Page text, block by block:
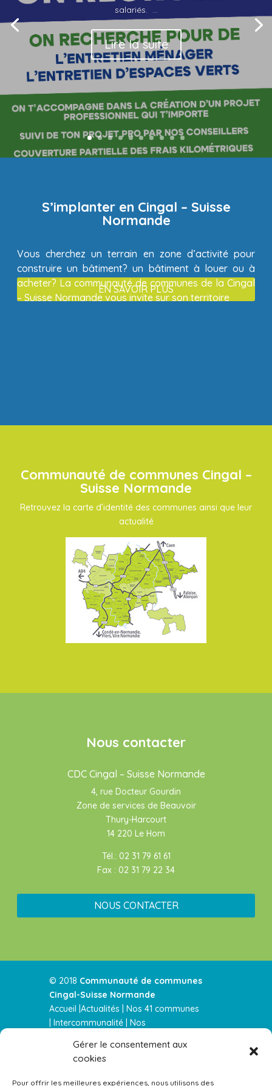
Gérer le consentement aux
cookies
Pour offrir les meilleures expériences, nous utilisons des
salariés. ...
Lire la suite
S’implanter en Cingal – Suisse
Normande
Vous cherchez un terrain en zone d’activité pour
construire un bâtiment? un bâtiment à louer ou à
acheter? La communauté de communes de la Cingal
– Suisse Normande vous invite sur son territoire
EN SAVOIR PLUS
Communauté de communes Cingal –
Suisse Normande
Retrouvez la carte d’identité des communes ainsi que leur
actualité
Nous contacter
CDC Cingal – Suisse Normande
4, rue Docteur Gourdin
Zone de services de Beauvoir
Thury-Harcourt
14 220 Le Hom
Tél.: 02 31 79 61 61
Fax : 02 31 79 22 34
NOUS CONTACTER
© 2018 Communauté de communes
Cingal-Suisse Normande
Accueil | Actualités
Nos 41 communes
Intercommunalité| Nos
Contactez-nous |
Actualités RSS–
site